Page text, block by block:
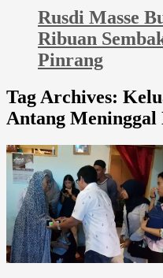
Rusdi Masse
Ribuan
Pinrang
Tag Archives:
Antang Meninggal